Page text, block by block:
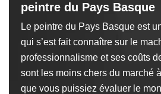
peintre du Pays Basque
Le peintre du Pays Basque est
qui s’est fait connaître sur le
professionnalisme et ses coûts
sont les moins chers du marché
que vous puissiez évaluer le